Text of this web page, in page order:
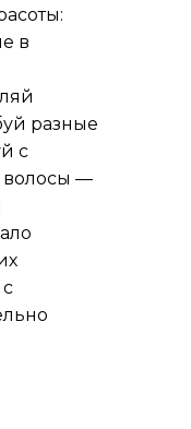
в
разные
с
волосы —